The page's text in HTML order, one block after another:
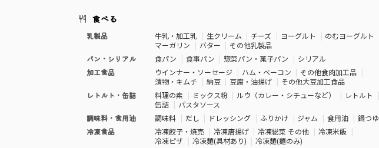
食べる
乳製品 牛乳・加工乳 生クリーム チーズ ヨーグルト
のむヨーグルト
マーガリン
バター
その他乳製品
パン・シリアル
食パン 食事パン 惣菜パン・菓子パン
シリアル
加工食品
ウインナー・ソーセージ ハム・ベーコン
その他食肉加工品
漬物・キムチ
納豆 豆腐・油揚げ
その他大豆加工食品
レトルト・缶詰
料理の素 ミックス粉 ルウ（カレー・シチューなど）
レトルト
缶詰
パスタソース
調味料・食用油
調味料 だし ドレッシング ふりかけ ジャム 食用油
鍋つゆ
冷凍食品
冷凍餃子・焼売 冷凍唐揚げ 冷凍総菜 その他
冷凍米飯
冷凍ピザ
冷凍麺(具材あり)
冷凍麺(麺のみ)